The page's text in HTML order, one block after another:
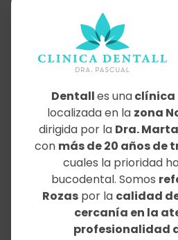
Dentalles unaclínica
localizada en la zona
dirigida por la Dra.
con más de 20 años de
cuales la prioridad
bucodental. Somos
Rozaspor la calidad
cercanía en la
profesionalidad